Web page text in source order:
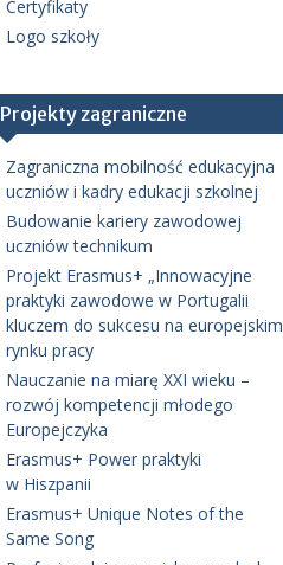
Certyfikaty
Logo szkoły
Projekty zagraniczne
Zagraniczna mobilność edukacyjna
uczniów i kadry edukacji szkolnej
Budowanie kariery zawodowej
uczniów technikum
Projekt Erasmus+ „Innowacyjne
praktyki zawodowe w Portugalii
kluczem do sukcesu na europejskim
rynku pracy
Nauczanie na miarę XXI wieku –
rozwój kompetencji młodego
Europejczyka
Erasmus+ Power praktyki
w Hiszpanii
Erasmus+ Unique Notes of the
Same Song